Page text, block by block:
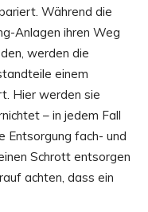
Während die
Anlagen ihren Weg
werden die
einem
Hier werden sie
– in jedem Fall
Entsorgung fach- und
Schrott entsorgen
achten, dass ein